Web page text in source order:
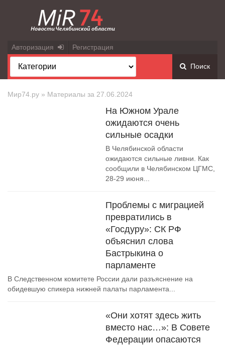
Авторизация Регистрация
Поиск
Мир74.ру » Материалы за 27.06.2024
На Южном Урале
ожидаются очень
сильные осадки
В Челябинской области
ожидаются сильные ливни. Как
сообщили в Челябинском ЦГМС,
28-29 июня...
Проблемы с миграцией
превратились в
«Госдуру»: СК РФ
объяснил слова
Бастрыкина о
парламенте
В Следственном комитете России дали разъяснение на
обидевшую спикера нижней палаты парламента...
«Они хотят здесь жить
вместо нас…»: В Совете
Федерации опасаются